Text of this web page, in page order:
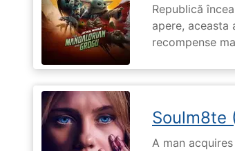
Republică
apere, aceasta
recompense
Soulm8te
A man